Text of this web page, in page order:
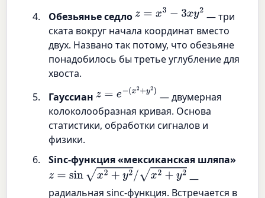
Обезьянье седло z=x3 −3xy2
— три
ската вокруг начала координат вместо
двух. Названо так потому, что обезьяне
понадобилось бы третье углубление для
хвоста.
Гауссиан z=e−(x2+y2)
— двумерная
колоколообразная кривая. Основа
статистики, обработки сигналов и
физики.
Sinc-функция «мексиканская шляпа»
z=sinx2+y2/x2 +y 2
—
радиальная sinc-функция. Встречается в